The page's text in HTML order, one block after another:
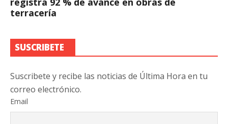
terracería
SUSCRIBETE
Suscribete y recibe las noticias de Última Hora en tu
correo electrónico.
Email